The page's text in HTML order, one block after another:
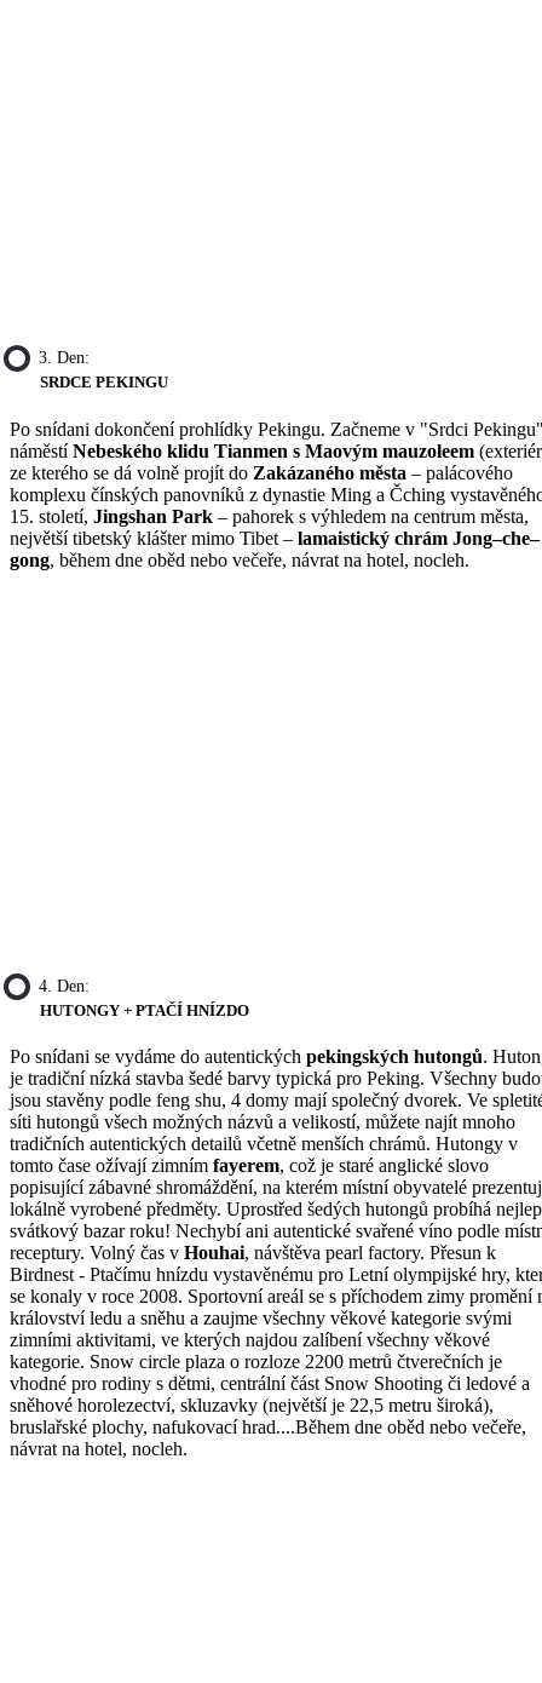
3. Den:
SRDCE PEKINGU
Po snídani dokončení prohlídky Pekingu. Začneme v "Srdci
náměstíNebeského klidu Tianmen s Maovým mauzoleem
ze kterého se dá volně projít do Zakázaného města – palácového
komplexu čínských panovníků z dynastie Ming a Čching
15. století, Jingshan Park – pahorek s výhledem na centrum města,
největší tibetský klášter mimo Tibet – lamaistický chrám Jong–che–
gong, během dne oběd nebo večeře, návrat na hotel, nocleh.
4. Den:
HUTONGY + PTAČÍ HNÍZDO
Po snídani se vydáme do autentických pekingských hutongů.
je tradiční nízká stavba šedé barvy typická pro Peking. Všechny
jsou stavěny podle feng shu, 4 domy mají společný dvorek. Ve
síti hutongů všech možných názvů a velikostí, můžete najít mnoho
tradičních autentických detailů včetně menších chrámů. Hutongy v
tomto čase ožívají zimním fayerem, což je staré anglické slovo
popisující zábavné shromáždění, na kterém místní obyvatelé
lokálně vyrobené předměty. Uprostřed šedých hutongů probíhá
svátkový bazar roku! Nechybí ani autentické svařené víno podle
receptury. Volný čas v Houhai, návštěva pearl factory. Přesun k
Birdnest - Ptačímu hnízdu vystavěnému pro Letní olympijské hry,
se konaly v roce 2008. Sportovní areál se s příchodem zimy promění
království ledu a sněhu a zaujme všechny věkové kategorie svými
zimními aktivitami, ve kterých najdou zalíbení všechny věkové
kategorie. Snow circle plaza o rozloze 2200 metrů čtverečních je
vhodné pro rodiny s dětmi, centrální část Snow Shooting či ledové a
sněhové horolezectví, skluzavky (největší je 22,5 metru široká),
bruslařské plochy, nafukovací hrad....Během dne oběd nebo večeře,
návrat na hotel, nocleh.